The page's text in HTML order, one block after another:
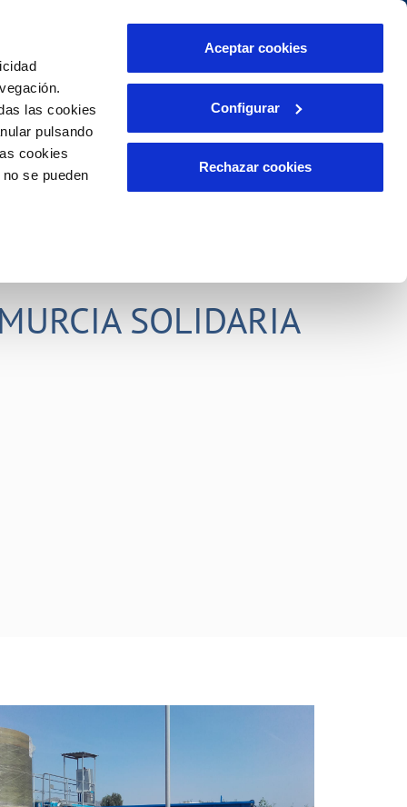
las cookies
pulsando
cookies
se pueden
Aceptar cookies
Configurar
Rechazar cookies
INCIDENCIAS
Comunica anomalías o posibles
PORTAL DE TRANSPARENCIA
Área de clientes
SOLIDARIA